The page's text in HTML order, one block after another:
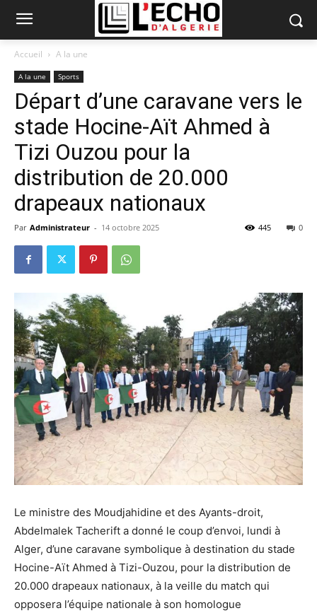
Accueil A la une
A la une Sports
Départ d’une caravane vers le
stade Hocine-Aït Ahmed à
Tizi Ouzou pour la
distribution de 20.000
drapeaux nationaux
Par Administrateur - 14 octobre 2025 0
445
Le ministre des Moudjahidine et des Ayants-droit,
Abdelmalek Tacherift a donné le coup d’envoi, lundi à
Alger, d’une caravane symbolique à destination du stade
Hocine-Aït Ahmed à Tizi-Ouzou, pour la distribution de
20.000 drapeaux nationaux, à la veille du match qui
opposera l’équipe nationale à son homologue